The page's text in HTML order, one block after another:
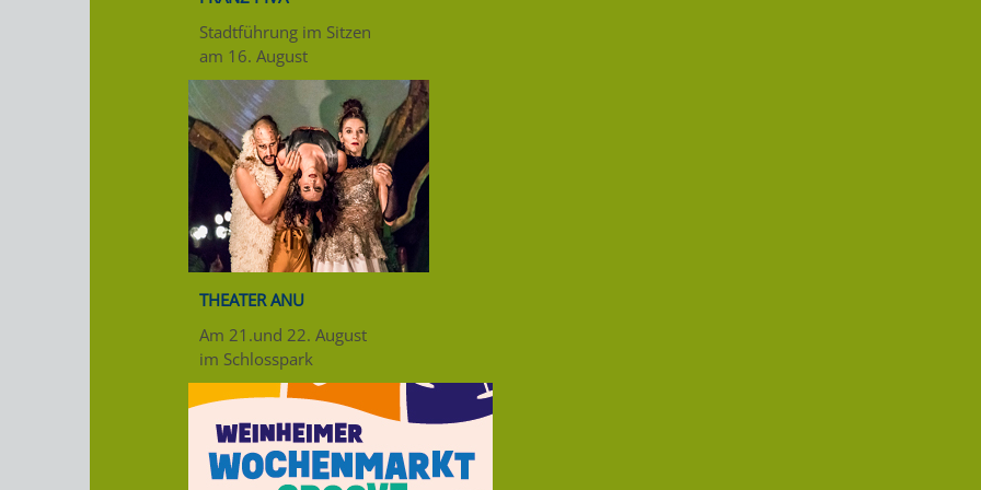
Stadtführung im Sitzen
am 16. August
THEATER ANU
Am 21.und 22. August
im Schlosspark